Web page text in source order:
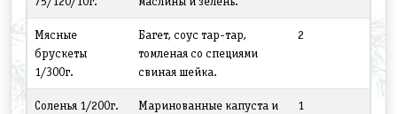
Мясные
брускеты
1/300г.
Багет, соус тар-тар,
томленая со специями
свиная шейка.
2
Соленья 1/200г.
Маринованные капуста и
1